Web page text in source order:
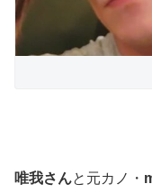
唯我さんと元カノ・